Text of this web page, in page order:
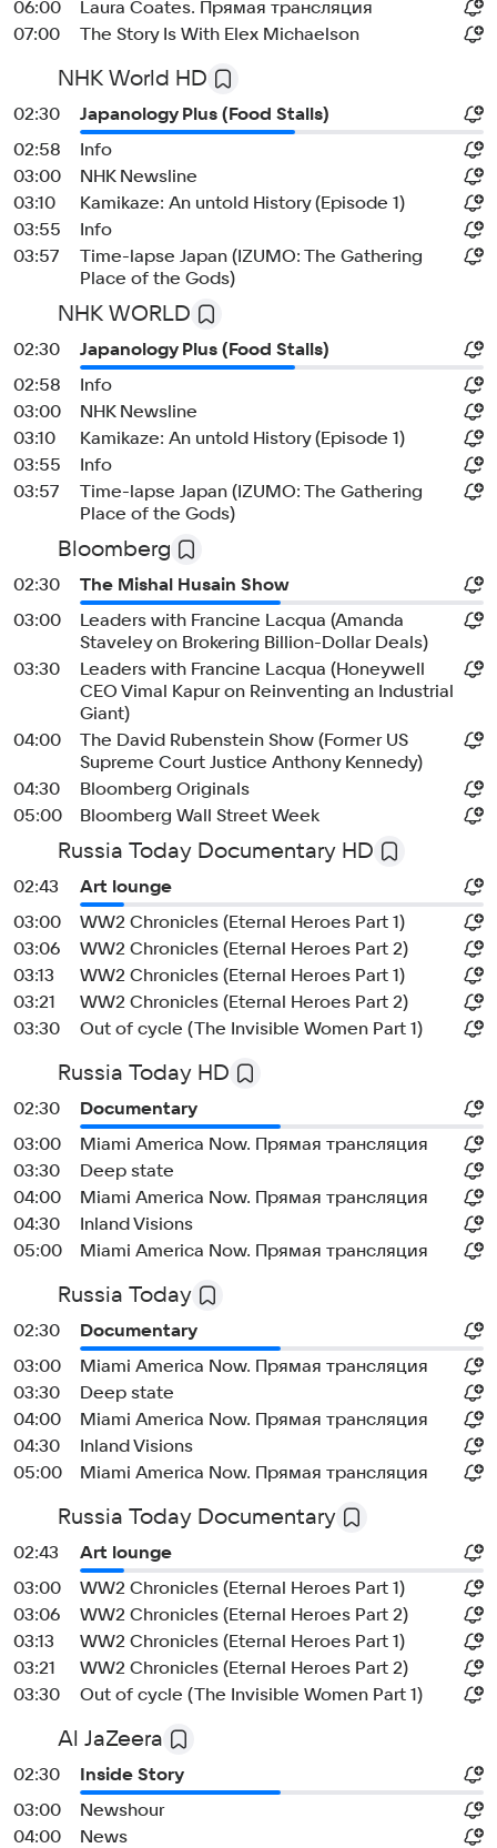
06:00
Laura Coates. Прямая трансляция
07:00
The Story Is With Elex Michaelson
NHK World HD
02:30
Japanology Plus (Food Stalls)
02:58
Info
03:00
NHK Newsline
03:10
Kamikaze: An untold History (Episode 1)
03:55
Info
03:57
Time-lapse Japan (IZUMO: The Gathering
Place of the Gods)
NHK WORLD
02:30
Japanology Plus (Food Stalls)
02:58
Info
03:00
NHK Newsline
03:10
Kamikaze: An untold History (Episode 1)
03:55
Info
03:57
Time-lapse Japan (IZUMO: The Gathering
Place of the Gods)
Bloomberg
02:30
The Mishal Husain Show
03:00
Leaders with Francine Lacqua (Amanda
Staveley on Brokering Billion-Dollar Deals)
03:30
Leaders with Francine Lacqua (Honeywell
CEO Vimal Kapur on Reinventing an Industrial
Giant)
04:00
The David Rubenstein Show (Former US
Supreme Court Justice Anthony Kennedy)
04:30
Bloomberg Originals
05:00
Bloomberg Wall Street Week
Russia Today Documentary HD
02:43
Art lounge
03:00
WW2 Chronicles (Eternal Heroes Part 1)
03:06
WW2 Chronicles (Eternal Heroes Part 2)
03:13
WW2 Chronicles (Eternal Heroes Part 1)
03:21
WW2 Chronicles (Eternal Heroes Part 2)
03:30
Out of cycle (The Invisible Women Part 1)
Russia Today HD
02:30
Documentary
03:00
Miami America Now. Прямая трансляция
03:30
Deep state
04:00
Miami America Now. Прямая трансляция
04:30
Inland Visions
05:00
Miami America Now. Прямая трансляция
Russia Today
02:30
Documentary
03:00
Miami America Now. Прямая трансляция
03:30
Deep state
04:00
Miami America Now. Прямая трансляция
04:30
Inland Visions
05:00
Miami America Now. Прямая трансляция
Russia Today Documentary
02:43
Art lounge
03:00
WW2 Chronicles (Eternal Heroes Part 1)
03:06
WW2 Chronicles (Eternal Heroes Part 2)
03:13
WW2 Chronicles (Eternal Heroes Part 1)
03:21
WW2 Chronicles (Eternal Heroes Part 2)
03:30
Out of cycle (The Invisible Women Part 1)
Al JaZeera
02:30
Inside Story
03:00
Newshour
04:00
News